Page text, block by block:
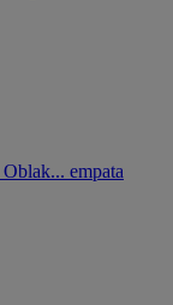
empata